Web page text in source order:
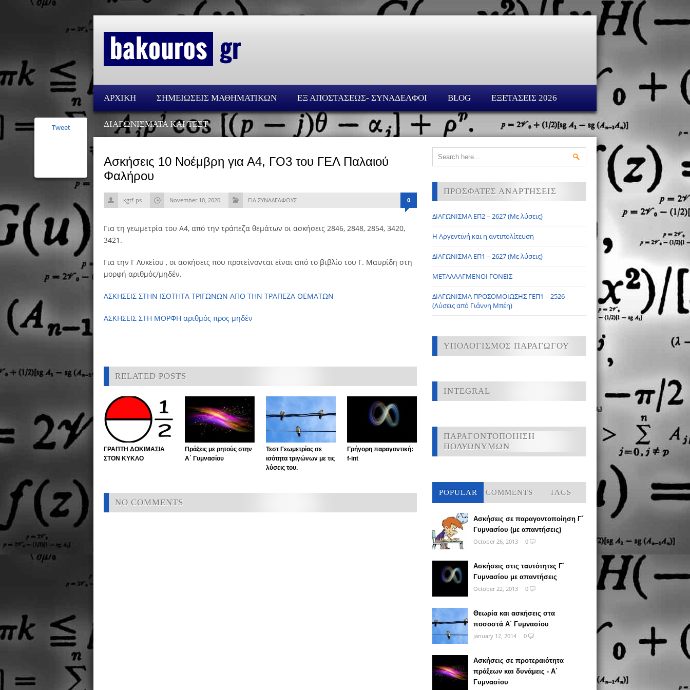
ΑΡΧΙΚΗ ΣΗΜΕΙΩΣΕΙΣ ΜΑΘΗΜΑΤΙΚΩΝ ΕΞ ΑΠΟΣΤΑΣΕΩΣ- ΣΥΝΑΔΕΛΦΟΙ BLOG ΕΞΕΤΑΣΕΙΣ 2026
ΔΙΑΓΩΝΙΣΜΑΤΑ ΚΑΙ ΤΕΣΤ
Ασκήσεις 10 Νοέμβρη για Α4, ΓΟ3 του ΓΕΛ Παλαιού
Φαλήρου
kgtf-ps November 10, 2020 ΓΙΑ ΣΥΝΑΔΕΛΦΟΥΣ 0
Για τη γεωμετρία του Α4, από την τράπεζα θεμάτων οι ασκήσεις 2846, 2848, 2854, 3420,
3421.
Για την Γ Λυκείου , οι ασκήσεις που προτείνονται είναι από το βιβλίο του Γ. Μαυρίδη στη
μορφή αριθμός/μηδέν.
ΑΣΚΗΣΕΙΣ ΣΤΗΝ ΙΣΟΤΗΤΑ ΤΡΙΓΩΝΩΝ ΑΠΟ ΤΗΝ ΤΡΑΠΕΖΑ ΘΕΜΑΤΩΝ
ΑΣΚΗΣΕΙΣ ΣΤΗ ΜΟΡΦΗ αριθμός προς μηδέν
Tweet
RELATED POSTS
ΓΡΑΠΤΗ ΔΟΚΙΜΑΣΙΑ
ΣΤΟΝ ΚΥΚΛΟ
Πράξεις με ρητούς στην
Α΄ Γυμνασίου
Τεστ Γεωμετρίας σε
ισότητα τριγώνων με τις
λύσεις του.
Γρήγορη παραγοντική:
f-int
NO COMMENTS
ΠΡΟΣΦΑΤΕΣ ΑΝΑΡΤΗΣΕΙΣ
ΔΙΑΓΩΝΙΣΜΑ ΕΠ2 – 2627 (Με λύσεις)
Η Αργεντινή και η αντιπολίτευση
ΔΙΑΓΩΝΙΣΜΑ ΕΠ1 – 2627 (Με λύσεις)
ΜΕΤΑΛΛΑΓΜΕΝΟΙ ΓΟΝΕΙΣ
ΔΙΑΓΩΝΙΣΜΑ ΠΡΟΣΟΜΟΙΩΣΗΣ ΓΕΠ1 – 2526
(Λύσεις από Γιάννη Μπέη)
ΥΠΟΛΟΓΙΣΜΟΣ ΠΑΡΑΓΩΓΟΥ
INTEGRAL
ΠΑΡΑΓΟΝΤΟΠΟΙΗΣΗ
ΠΟΛΥΩΝΥΜΩΝ
POPULAR COMMENTS TAGS
Ασκήσεις σε παραγοντοποίηση Γ΄
Γυμνασίου (με απαντήσεις)
October 26, 2013
0
Ασκήσεις στις ταυτότητες Γ΄
Γυμνασίου με απαντήσεις
October 22, 2013
0
Θεωρία και ασκήσεις στα
ποσοστά Α΄ Γυμνασίου
January 12, 2014
0
Ασκήσεις σε προτεραιότητα
πράξεων και δυνάμεις - Α΄
Γυμνασίου